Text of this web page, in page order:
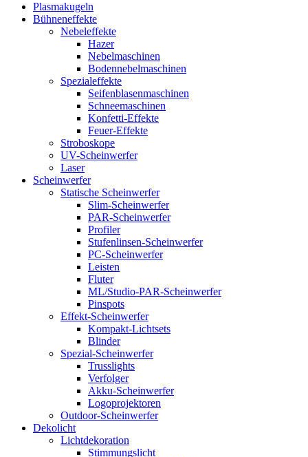
Plasmakugeln
Bühneneffekte
Nebeleffekte
Hazer
Nebelmaschinen
Bodennebelmaschinen
Spezialeffekte
Seifenblasenmaschinen
Schneemaschinen
Konfetti-Effekte
Feuer-Effekte
Stroboskope
UV-Scheinwerfer
Laser
Scheinwerfer
Statische Scheinwerfer
Slim-Scheinwerfer
PAR-Scheinwerfer
Profiler
Stufenlinsen-Scheinwerfer
PC-Scheinwerfer
Leisten
Fluter
ML/Studio-PAR-Scheinwerfer
Pinspots
Effekt-Scheinwerfer
Kompakt-Lichtsets
Blinder
Spezial-Scheinwerfer
Trusslights
Verfolger
Akku-Scheinwerfer
Logoprojektoren
Outdoor-Scheinwerfer
Dekolicht
Lichtdekoration
Stimmungslicht